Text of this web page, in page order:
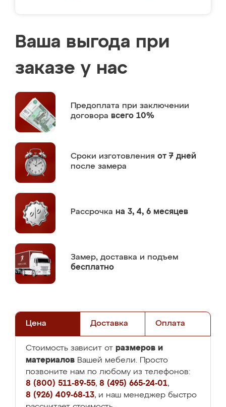
Ваша выгода при
заказе у нас
Предоплата при заключении
договора всего 10%
Сроки изготовления от 7 дней
после замера
Рассрочка на 3, 4, 6 месяцев
Замер, доставка и подъем
бесплатно
Цена Доставка Оплата
Стоимость зависит от размеров и
материалов Вашей мебели. Просто
позвоните нам по любому из телефонов:
8 (800) 511-89-55, 8 (495) 665-24-01,
8 (926) 409-68-13, и наш менеджер быстро